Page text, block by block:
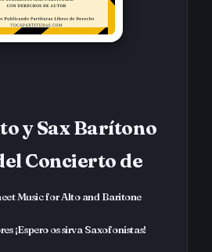
y Sax Barítono
Concierto de
Music for Alto and Baritone
¡Espero os sirva Saxofonistas!